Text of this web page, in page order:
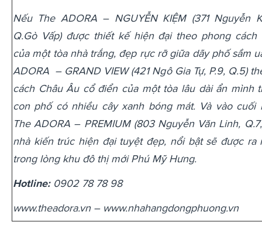
Nếu The ADORA – NGUYỄN KIỆM (371 Nguyễn
Q.Gò Vấp) được thiết kế hiện đại theo phong cách
của một tòa nhà trắng, đẹp rực rỡ giữa dãy phố sầm
ADORA – GRAND VIEW (421 Ngô Gia Tự, P.9, Q.5)
cách Châu Âu cổ điển của một tòa lâu dài ẩn mình
con phố có nhiều cây xanh bóng mát. Và vào cuối
The ADORA – PREMIUM (803 Nguyễn Văn Linh,
nhà kiến trúc hiện đại tuyệt đẹp, nổi bật sẽ được ra
trong lòng khu đô thị mới Phú Mỹ Hưng.
Hotline:0902 78 78 98
www.theadora.vn – www.nhahangdongphuong.vn